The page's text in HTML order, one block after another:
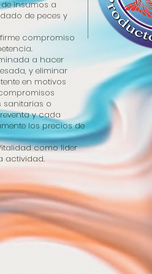
insumos a
de peces y
compromiso
a hacer
y eliminar
en motivos
sanitarias o
y cada
los precios de
como lider
actividad.